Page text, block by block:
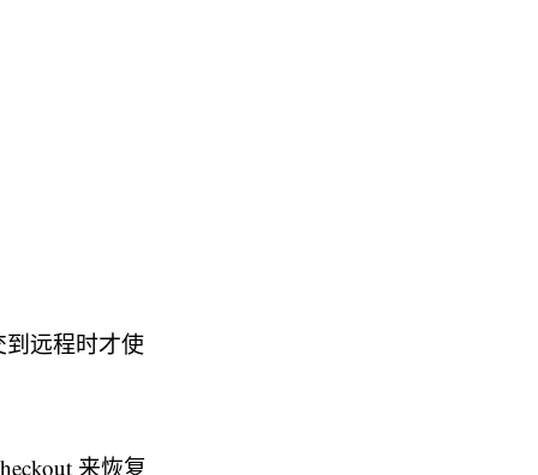
远程时才使
来恢复